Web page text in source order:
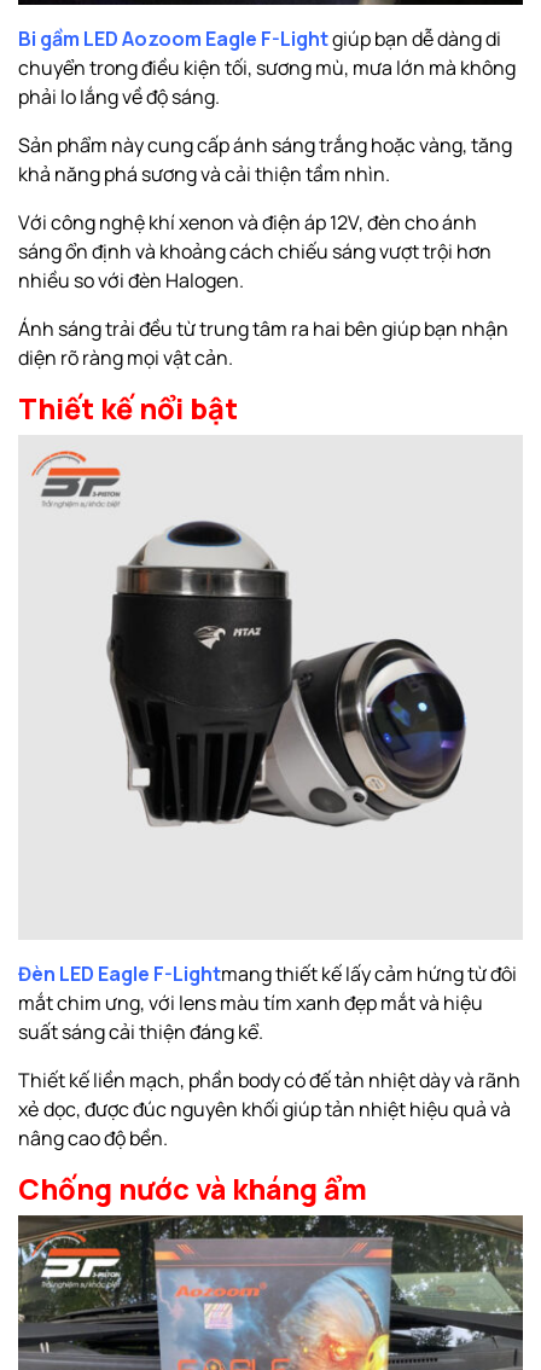
Bi gầm LED Aozoom Eagle F-Lightgiúp bạn dễ dàng di
chuyển trong điều kiện tối, sương mù, mưa lớn mà không
phải lo lắng về độ sáng.
Sản phẩm này cung cấp ánh sáng trắng hoặc vàng, tăng
khả năng phá sương và cải thiện tầm nhìn.
Với công nghệ khí xenon và điện áp 12V, đèn cho ánh
sáng ổn định và khoảng cách chiếu sáng vượt trội hơn
nhiều so với đèn Halogen.
Ánh sáng trải đều từ trung tâm ra hai bên giúp bạn nhận
diện rõ ràng mọi vật cản.
Thiết kế nổi bật
Đèn LED Eagle F-Lightmang thiết kế lấy cảm hứng từ đôi
mắt chim ưng, với lens màu tím xanh đẹp mắt và hiệu
suất sáng cải thiện đáng kể.
Thiết kế liền mạch, phần body có đế tản nhiệt dày và rãnh
xẻ dọc, được đúc nguyên khối giúp tản nhiệt hiệu quả và
nâng cao độ bền.
Chống nước và kháng ẩm